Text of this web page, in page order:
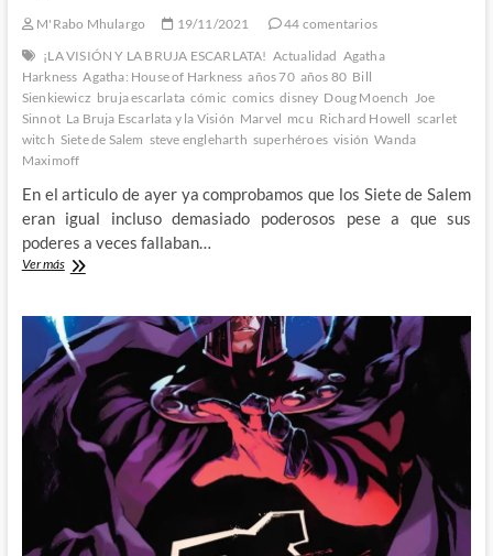
M'Rabo Mhulargo 19/11/2021
44 comentarios
¡LA VISIÓN Y LA BRUJA ESCARLATA! Actualidad Agatha
Harkness Agatha: House of Harkness años 70 años 80 Bill
Sienkiewicz bruja escarlata cómic comics disney Doug Moench Joe
Sinnot La Bruja Escarlata y la Visión Marvel mcu Richard Howell scarlet
witch Siete de Salem steve engleharth superhéroes visión Wanda
Maximoff
En el articulo de ayer ya comprobamos que los Siete de Salem
eran igual incluso demasiado poderosos pese a que sus
poderes a veces fallaban…
Ver másAgatha:
Harkness
–
El
rocambolesco
árbol
genealógico
de
Agatha
Harkness